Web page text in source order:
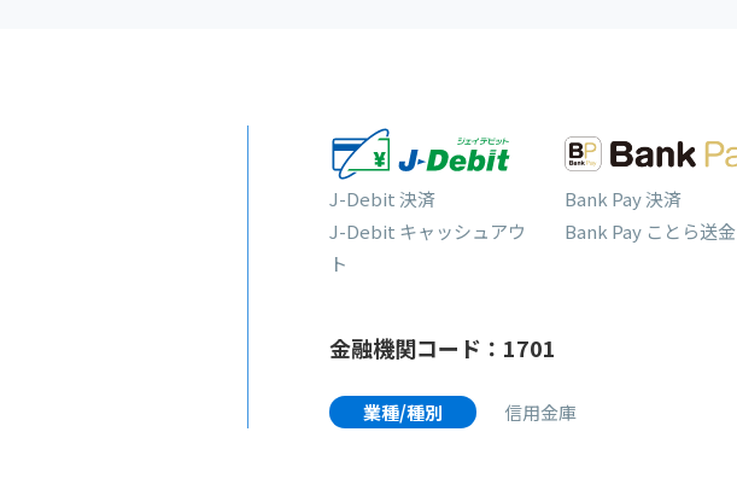
J-Debit 決済
J-Debit キャッシュアウ
ト
Bank Pay 決済
Bank Pay ことら送金
金融機関コード：1701
業種/種別 信用金庫